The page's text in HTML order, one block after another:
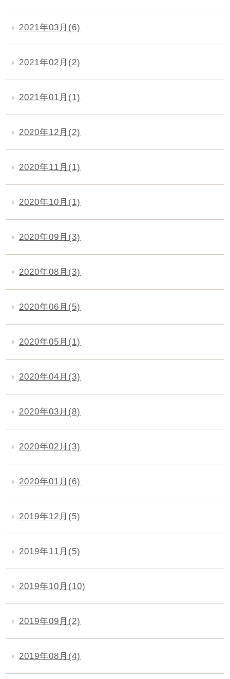
2021年03月(6)
2021年02月(2)
2021年01月(1)
2020年12月(2)
2020年11月(1)
2020年10月(1)
2020年09月(3)
2020年08月(3)
2020年06月(5)
2020年05月(1)
2020年04月(3)
2020年03月(8)
2020年02月(3)
2020年01月(6)
2019年12月(5)
2019年11月(5)
2019年10月(10)
2019年09月(2)
2019年08月(4)